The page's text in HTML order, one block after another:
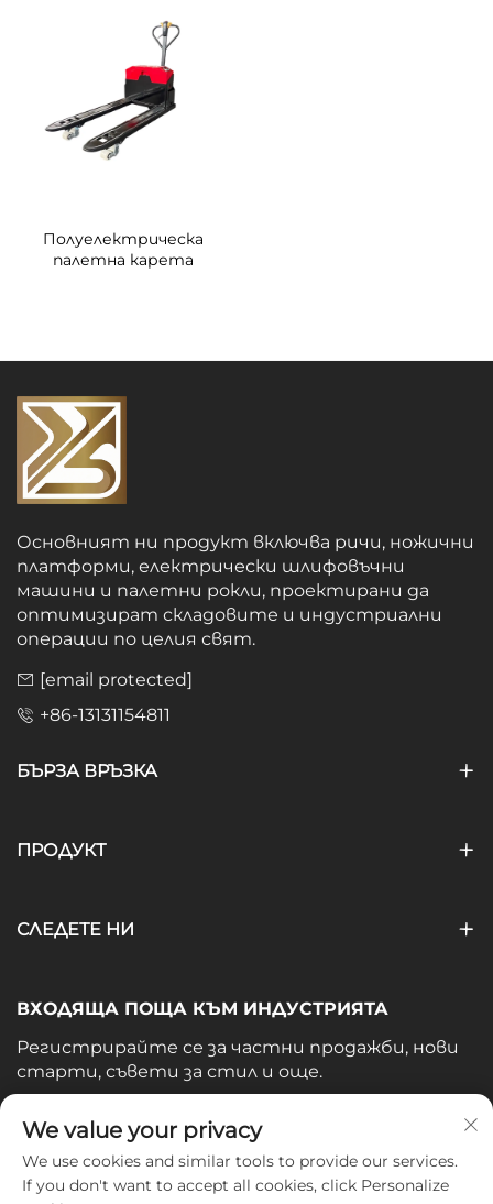
Полуелектрическа
палетна карета
Основният ни продукт включва ричи, ножични
платформи, електрически шлифовъчни
машини и палетни рокли, проектирани да
оптимизират складовите и индустриални
операции по целия свят.
[email protected]
+86-13131154811
БЪРЗА ВРЪЗКА
ПРОДУКТ
СЛЕДЕТЕ НИ
ВХОДЯЩА ПОЩА КЪМ ИНДУСТРИЯТА
Регистрирайте се за частни продажби, нови
старти, съвети за стил и още.
Вашият имейл
Subscribe
We value your privacy
We use cookies and similar tools to provide our services.
If you don't want to accept all cookies, click Personalize